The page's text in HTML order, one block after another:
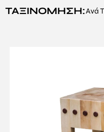
ΤΑΞΙΝΌΜΗΣΗ: